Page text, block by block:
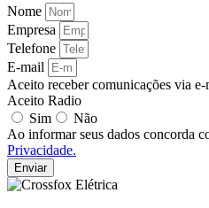
Nome
Empresa
Telefone
E-mail
Aceito receber comunicações via e-
Aceito Radio
Sim
Não
Ao informar seus dados concorda
Privacidade.
Enviar